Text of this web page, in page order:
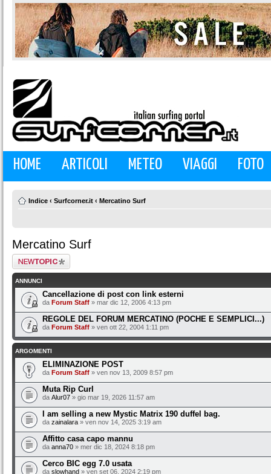
HOME ARTICOLI METEO VIAGGI FOTO
Indice ‹ Surfcorner.it ‹ Mercatino Surf
Mercatino Surf
Scrivi un nuovo
argomento
ANNUNCI
Cancellazione di post con link esterni
da Forum Staff » mar dic 12, 2006 4:13 pm
REGOLE DEL FORUM MERCATINO (POCHE E SEMPLICI...)
da Forum Staff » ven ott 22, 2004 1:11 pm
ARGOMENTI
ELIMINAZIONE POST
da Forum Staff » ven nov 13, 2009 8:57 pm
Muta Rip Curl
da Alur07 » gio mar 19, 2026 11:57 am
I am selling a new Mystic Matrix 190 duffel bag.
da zainalara » ven nov 14, 2025 3:19 am
Affitto casa capo mannu
da anna70 » mer dic 18, 2024 8:18 pm
Cerco BIC egg 7.0 usata
da slowhand » ven set 06, 2024 2:19 pm